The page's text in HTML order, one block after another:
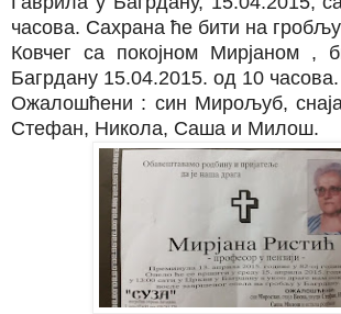
часова. Сахрана ће бити на
Ковчег са покојном Мирјаном ,
Багрдану 15.04.2015. од 10 часова.
Ожалошћени : син Мирољуб,
Стефан, Никола, Саша и Милош.